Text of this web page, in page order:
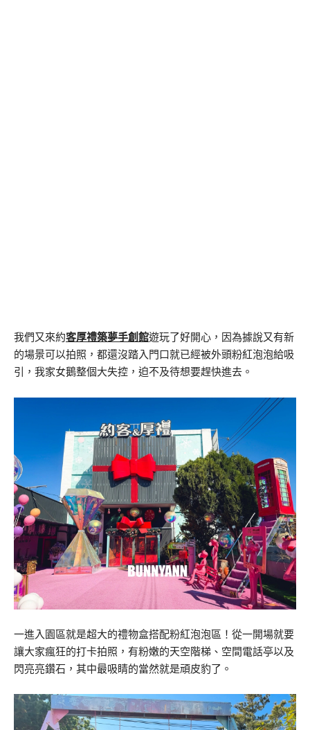
我們又來約客厚禮築夢手創館遊玩了好開心，因為據說又有新
的場景可以拍照，都還沒踏入門口就已經被外頭粉紅泡泡給吸
引，我家女鵝整個大失控，迫不及待想要趕快進去。
一進入園區就是超大的禮物盒搭配粉紅泡泡區！從一開場就要
讓大家瘋狂的打卡拍照，有粉嫩的天空階梯、空間電話亭以及
閃亮亮鑽石，其中最吸睛的當然就是頑皮豹了。